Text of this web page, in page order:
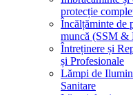
protecție
Încălțăminte de
muncă (SSM &
Întreținere și
și Profesionale
Lămpi de
Sanitare